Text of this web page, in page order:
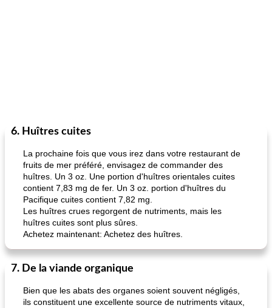
6. Huîtres cuites
La prochaine fois que vous irez dans votre restaurant de
fruits de mer préféré, envisagez de commander des
huîtres. Un 3 oz. Une portion d'huîtres orientales cuites
contient 7,83 mg de fer. Un 3 oz. portion d'huîtres du
Pacifique cuites contient 7,82 mg.
Les huîtres crues regorgent de nutriments, mais les
huîtres cuites sont plus sûres.
Achetez maintenant: Achetez des huîtres.
7. De la viande organique
Bien que les abats des organes soient souvent négligés,
ils constituent une excellente source de nutriments vitaux,